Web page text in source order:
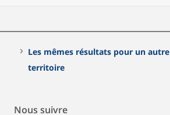
Les mêmes résultats pour un autre
territoire
Nous suivre